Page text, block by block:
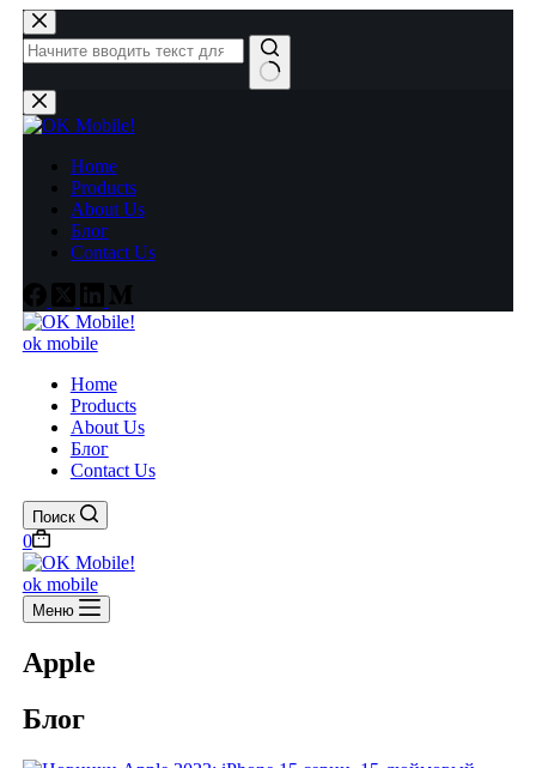
Перейти
к
сути
Ничего
не
Home
Products
About Us
Блог
Contact Us
ok mobile
Home
Products
About Us
Блог
Contact Us
Поиск
Корзина
0
ok mobile
Меню
Apple
Блог